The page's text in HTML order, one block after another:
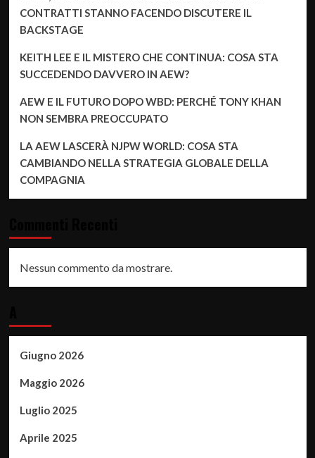
CONTRATTI STANNO FACENDO DISCUTERE IL
BACKSTAGE
KEITH LEE E IL MISTERO CHE CONTINUA: COSA STA
SUCCEDENDO DAVVERO IN AEW?
AEW E IL FUTURO DOPO WBD: PERCHÉ TONY KHAN
NON SEMBRA PREOCCUPATO
LA AEW LASCERÀ NJPW WORLD: COSA STA
CAMBIANDO NELLA STRATEGIA GLOBALE DELLA
COMPAGNIA
Nessun commento da mostrare.
Giugno 2026
Maggio 2026
Luglio 2025
Aprile 2025